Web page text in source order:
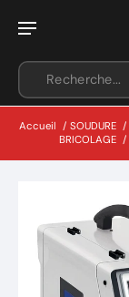
Accueil / SOUDURE /
BRICOLAGE /